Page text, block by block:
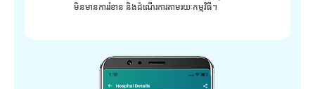
មិនមានការរំខាន និងដំណើរការតាមរយៈកម្មវិធី។